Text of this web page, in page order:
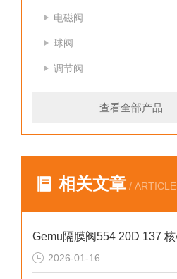
电磁阀
球阀
调节阀
查看全部产品
相关文章 / ARTICLE
2026-01-16